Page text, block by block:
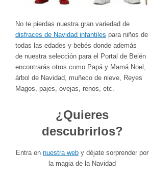
No te pierdas nuestra gran variedad de
disfraces de Navidad infantiles para niños de
todas las edades y bebés donde además
de nuestra selección para el Portal de Belén
encontrarás otros como Papá y Mamá Noel,
árbol de Navidad, muñeco de nieve, Reyes
Magos, pajes, ovejas, renos, etc.
¿Quieres
descubrirlos?
Entra en nuestra web y déjate sorprender por
la magia de la Navidad